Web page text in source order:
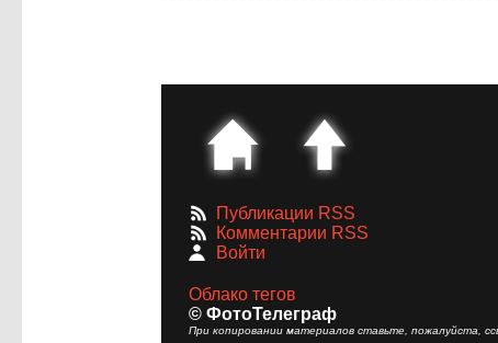
Публикации RSS
Комментарии RSS
Войти
Облако тегов
© ФотоТелеграф
При копировании материалов ставьте, пожалуйста,